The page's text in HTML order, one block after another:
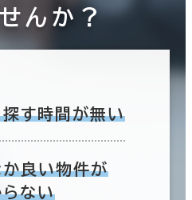
んか？
す時間が無い
良い物件が
ない